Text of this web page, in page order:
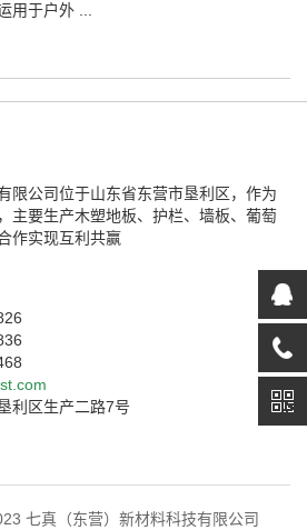
用于户外 ...
限公司位于山东省东营市垦利区，作为
主要生产木塑地板、护栏、墙板、葡萄
作实现互利共赢
利区生产二路7号
七真（东营）新材料科技有限公司